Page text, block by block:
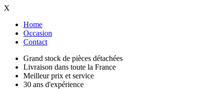
X
Home
Occasion
Contact
Grand stock de pièces détachées
Livraison dans toute la France
Meilleur prix et service
30 ans d'expérience